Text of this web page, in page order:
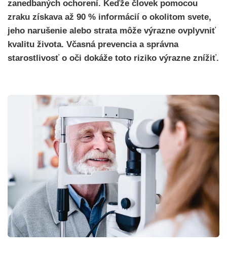
zanedbaných ochorení. Keďže človek pomocou
zraku získava až 90 % informácií o okolitom svete,
jeho narušenie alebo strata môže výrazne ovplyvniť
kvalitu života. Včasná prevencia a správna
starostlivosť o oči dokáže toto riziko výrazne znížiť.